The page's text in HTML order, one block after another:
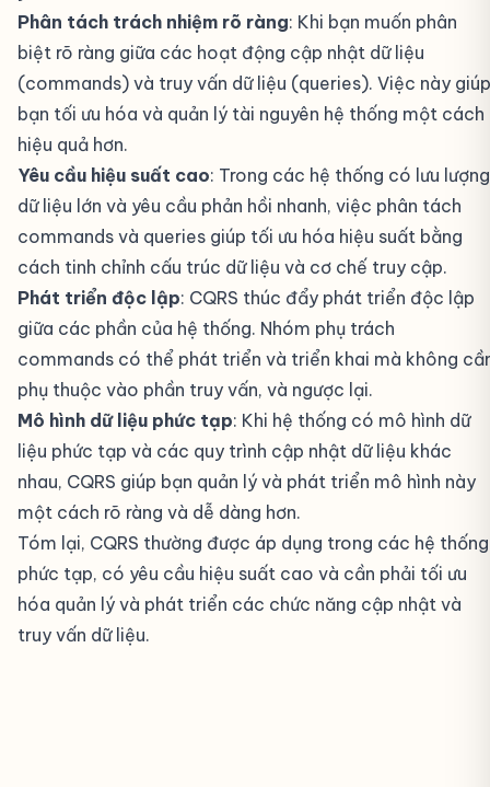
Phân tách trách nhiệm rõ ràng: Khi bạn muốn phân
biệt rõ ràng giữa các hoạt động cập nhật dữ liệu
(commands) và truy vấn dữ liệu (queries). Việc này giúp
bạn tối ưu hóa và quản lý tài nguyên hệ thống một cách
hiệu quả hơn.
Yêu cầu hiệu suất cao: Trong các hệ thống có lưu lượng
dữ liệu lớn và yêu cầu phản hồi nhanh, việc phân tách
commands và queries giúp tối ưu hóa hiệu suất bằng
cách tinh chỉnh cấu trúc dữ liệu và cơ chế truy cập.
Phát triển độc lập: CQRS thúc đẩy phát triển độc lập
giữa các phần của hệ thống. Nhóm phụ trách
commands có thể phát triển và triển khai mà không
phụ thuộc vào phần truy vấn, và ngược lại.
Mô hình dữ liệu phức tạp: Khi hệ thống có mô hình dữ
liệu phức tạp và các quy trình cập nhật dữ liệu khác
nhau, CQRS giúp bạn quản lý và phát triển mô hình này
một cách rõ ràng và dễ dàng hơn.
Tóm lại, CQRS thường được áp dụng trong các hệ thống
phức tạp, có yêu cầu hiệu suất cao và cần phải tối ưu
hóa quản lý và phát triển các chức năng cập nhật và
truy vấn dữ liệu.